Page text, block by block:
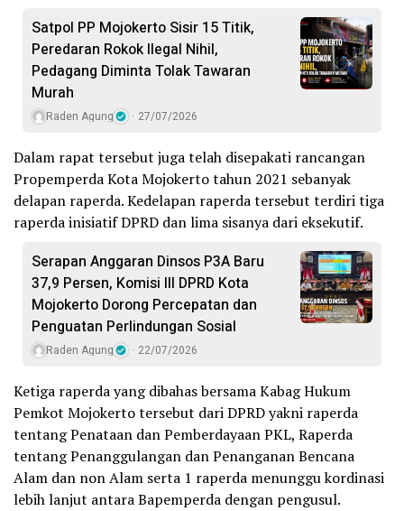
Satpol PP Mojokerto Sisir 15 Titik,
Peredaran Rokok Ilegal Nihil,
Pedagang Diminta Tolak Tawaran
Murah
Raden Agung 27/07/2026
Dalam rapat tersebut juga telah disepakati rancangan
Propemperda Kota Mojokerto tahun 2021 sebanyak
delapan raperda. Kedelapan raperda tersebut terdiri tiga
raperda inisiatif DPRD dan lima sisanya dari eksekutif.
Serapan Anggaran Dinsos P3A Baru
37,9 Persen, Komisi III DPRD Kota
Mojokerto Dorong Percepatan dan
Penguatan Perlindungan Sosial
Raden Agung 22/07/2026
Ketiga raperda yang dibahas bersama Kabag Hukum
Pemkot Mojokerto tersebut dari DPRD yakni raperda
tentang Penataan dan Pemberdayaan PKL, Raperda
tentang Penanggulangan dan Penanganan Bencana
Alam dan non Alam serta 1 raperda menunggu kordinasi
lebih lanjut antara Bapemperda dengan pengusul.